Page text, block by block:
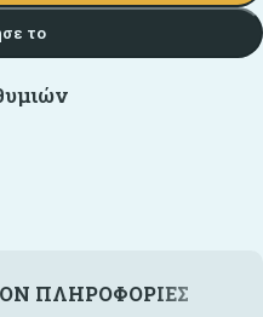
το
ΠΛΗΡΟΦΟΡΊΕΣ